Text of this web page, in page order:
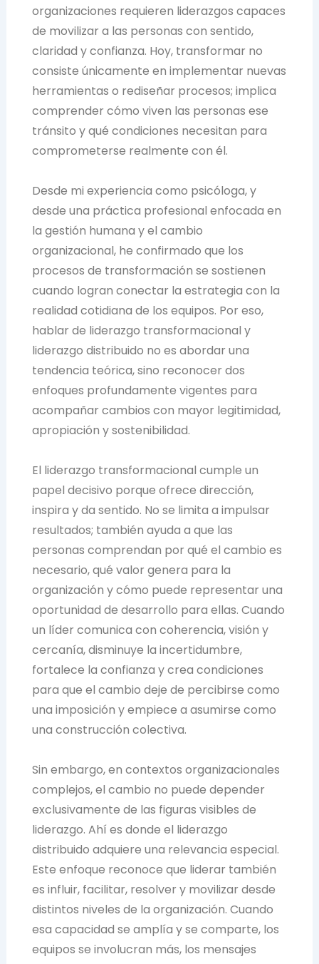
organizaciones requieren liderazgos capaces
de movilizar a las personas con sentido,
claridad y confianza. Hoy, transformar no
consiste únicamente en implementar nuevas
herramientas o rediseñar procesos; implica
comprender cómo viven las personas ese
tránsito y qué condiciones necesitan para
comprometerse realmente con él.
Desde mi experiencia como psicóloga, y
desde una práctica profesional enfocada en
la gestión humana y el cambio
organizacional, he confirmado que los
procesos de transformación se sostienen
cuando logran conectar la estrategia con la
realidad cotidiana de los equipos. Por eso,
hablar de liderazgo transformacional y
liderazgo distribuido no es abordar una
tendencia teórica, sino reconocer dos
enfoques profundamente vigentes para
acompañar cambios con mayor legitimidad,
apropiación y sostenibilidad.
El liderazgo transformacional cumple un
papel decisivo porque ofrece dirección,
inspira y da sentido. No se limita a impulsar
resultados; también ayuda a que las
personas comprendan por qué el cambio es
necesario, qué valor genera para la
organización y cómo puede representar una
oportunidad de desarrollo para ellas. Cuando
un líder comunica con coherencia, visión y
cercanía, disminuye la incertidumbre,
fortalece la confianza y crea condiciones
para que el cambio deje de percibirse como
una imposición y empiece a asumirse como
una construcción colectiva.
Sin embargo, en contextos organizacionales
complejos, el cambio no puede depender
exclusivamente de las figuras visibles de
liderazgo. Ahí es donde el liderazgo
distribuido adquiere una relevancia especial.
Este enfoque reconoce que liderar también
es influir, facilitar, resolver y movilizar desde
distintos niveles de la organización. Cuando
esa capacidad se amplía y se comparte, los
equipos se involucran más, los mensajes